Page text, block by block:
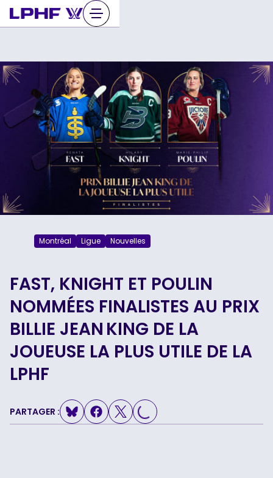
Sauter
au
Montréal Ligue Nouvelles
FAST, KNIGHT ET POULIN
NOMMÉES FINALISTES AU PRIX
BILLIE JEAN KING DE LA
JOUEUSE LA PLUS UTILE DE LA
LPHF
PARTAGER : LOADING...